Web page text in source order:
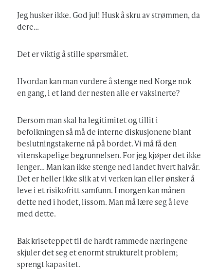
Jeg husker ikke. God jul! Husk å skru av strømmen, da
dere…
Det er viktig å stille spørsmålet.
Hvordan kan man vurdere å stenge ned Norge nok
en gang, i et land der nesten alle er vaksinerte?
Dersom man skal ha legitimitet og tillit i
befolkningen så må de interne diskusjonene blant
beslutningstakerne nå på bordet. Vi må få den
vitenskapelige begrunnelsen. For jeg kjøper det ikke
lenger… Man kan ikke stenge ned landet hvert halvår.
Det er heller ikke slik at vi verken kan eller ønsker å
leve i et risikofritt samfunn. I morgen kan månen
dette ned i hodet, lissom. Man må lære seg å leve
med dette.
Bak kriseteppet til de hardt rammede næringene
skjuler det seg et enormt strukturelt problem;
sprengt kapasitet.